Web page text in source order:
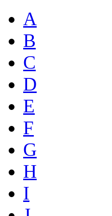
A
B
C
D
E
F
G
H
I